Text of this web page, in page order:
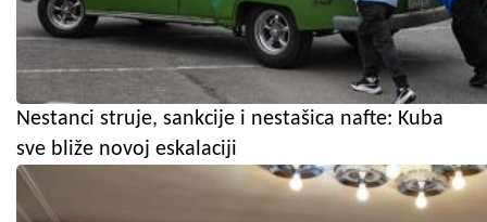
Nestanci struje, sankcije i nestašica nafte: Kuba
sve bliže novoj eskalaciji